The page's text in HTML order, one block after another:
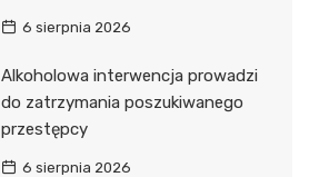
6 sierpnia 2026
Alkoholowa interwencja prowadzi
do zatrzymania poszukiwanego
przestępcy
6 sierpnia 2026